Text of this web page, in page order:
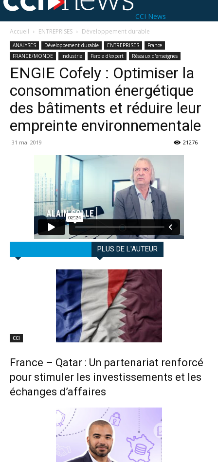
CCI News
Accueil ENTREPRISES Développement durable
ANALYSES Développement durable ENTREPRISES
France
FRANCE/MONDE
Industrie Parole d'expert Réseaux d'enseignes
ENGIE Cofely : Optimiser la
consommation énergétique
des bâtiments et réduire leur
empreinte environnementale
31 mai 2019 21276
PLUS DE L'AUTEUR
CCI
France – Qatar : Un partenariat renforcé
pour stimuler les investissements et les
échanges d’affaires